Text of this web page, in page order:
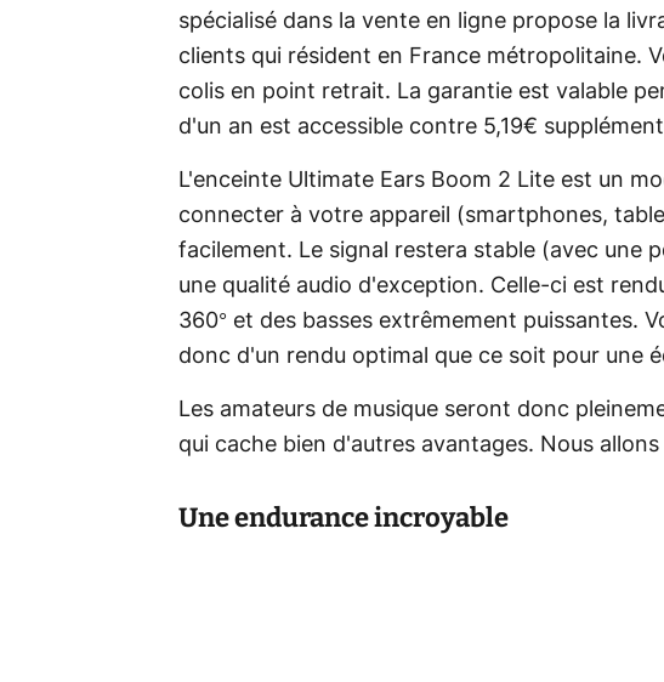
spécialisé dans la vente en ligne propose la
clients qui résident en France métropolitaine.
colis en point retrait. La garantie est valable
d'un an est accessible contre 5,19€
L'enceinte Ultimate Ears Boom 2 Lite est un
connecter à votre appareil (smartphones,
facilement. Le signal restera stable (avec une
une qualité audio d'exception. Celle-ci est
360° et des basses extrêmement puissantes.
donc d'un rendu optimal que ce soit pour une
Les amateurs de musique seront donc
qui cache bien d'autres avantages. Nous
Une endurance incroyable